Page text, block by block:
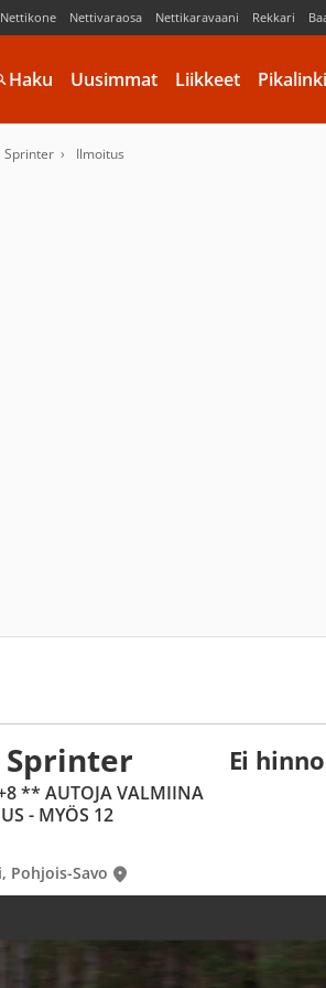
Nettikone Nettivaraosa Nettikaravaani Rekkari
Haku Uusimmat Liikkeet
Sprinter Ilmoitus
Sprinter Ei
** AUTOJA VALMIINA
- MYÖS 12
Pohjois-Savo